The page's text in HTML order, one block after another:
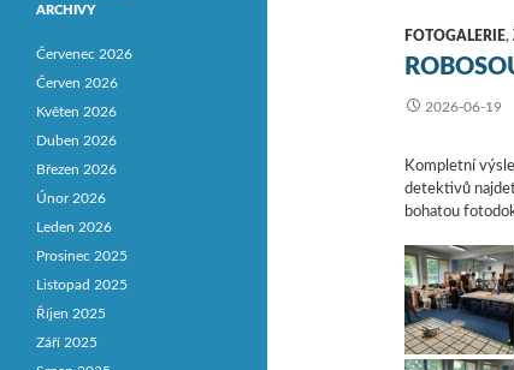
FOTOGALERIE,
2026-06-19
Kompletní
detektivů
bohatou
ARCHIVY
Červenec 2026
Červen 2026
Květen 2026
Duben 2026
Březen 2026
Únor 2026
Leden 2026
Prosinec 2025
Listopad 2025
Říjen 2025
Září 2025